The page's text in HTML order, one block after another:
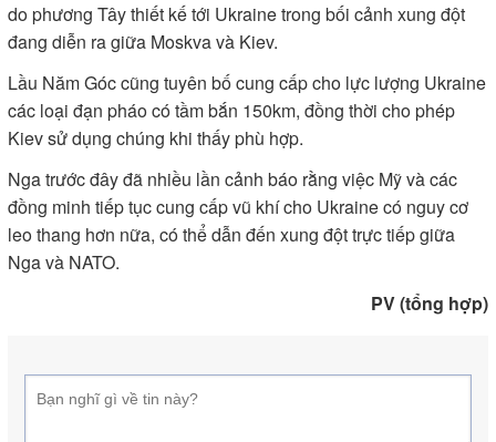
do phương Tây thiết kế tới Ukraine trong bối cảnh xung đột
đang diễn ra giữa Moskva và Kiev.
Lầu Năm Góc cũng tuyên bố cung cấp cho lực lượng Ukraine
các loại đạn pháo có tầm bắn 150km, đồng thời cho phép
Kiev sử dụng chúng khi thấy phù hợp.
Nga trước đây đã nhiều lần cảnh báo rằng việc Mỹ và các
đồng minh tiếp tục cung cấp vũ khí cho Ukraine có nguy cơ
leo thang hơn nữa, có thể dẫn đến xung đột trực tiếp giữa
Nga và NATO.
PV (tổng hợp)